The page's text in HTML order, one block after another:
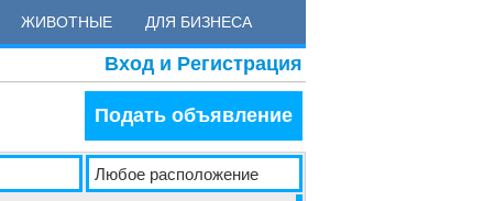
ЖИВОТНЫЕ ДЛЯ БИЗНЕСА
Вход и Регистрация
Подать объявление